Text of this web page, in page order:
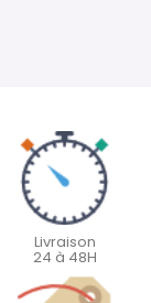
Livraison
24 à 48H